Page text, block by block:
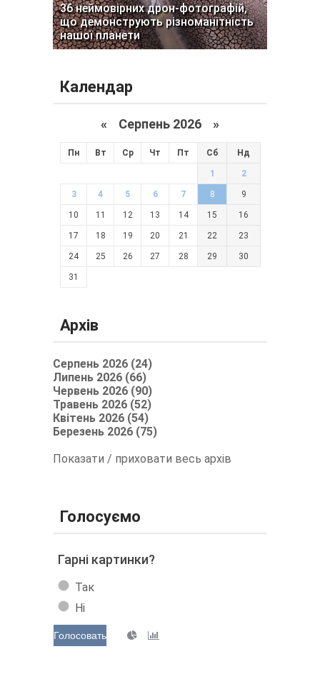
36 неймовірних дрон-фотографій,
що демонструють різноманітність
нашої планети
Календар
« Серпень 2026 »
Пн Вт Ср Чт Пт Сб Нд
1 2
3 4 5 6 7 8 9
10 11 12 13 14 15 16
17 18 19 20 21 22 23
24 25 26 27 28 29 30
31
Архів
Серпень 2026 (24)
Липень 2026 (66)
Червень 2026 (90)
Травень 2026 (52)
Квітень 2026 (54)
Березень 2026 (75)
Показати / приховати весь архів
Голосуємо
Гарні картинки?
Так
Ні
Голосовать